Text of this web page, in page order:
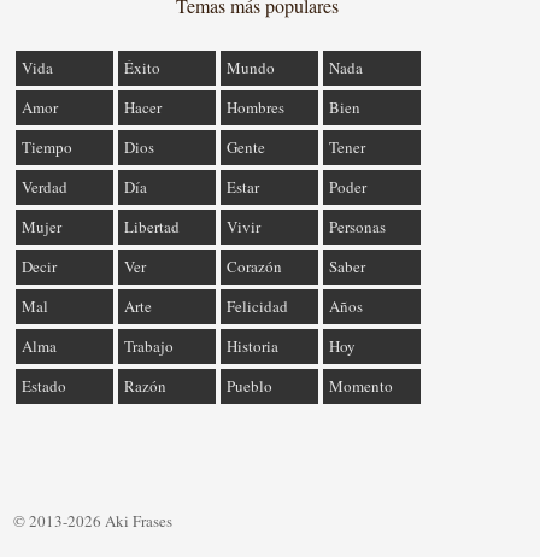
Temas más populares
Vida Éxito Mundo
Nada
Amor
Hacer Hombres
Bien
Tiempo
Dios Gente
Tener
Verdad
Día Estar
Poder
Mujer
Libertad Vivir
Personas
Decir
Ver Corazón
Saber
Mal
Arte Felicidad
Años
Alma
Trabajo Historia
Hoy
Estado
Razón Pueblo Momento
© 2013-2026 Aki Frases